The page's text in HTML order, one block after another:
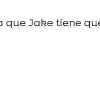
que Jake tiene